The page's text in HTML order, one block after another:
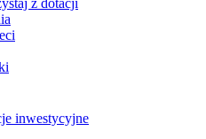
inwestycyjne